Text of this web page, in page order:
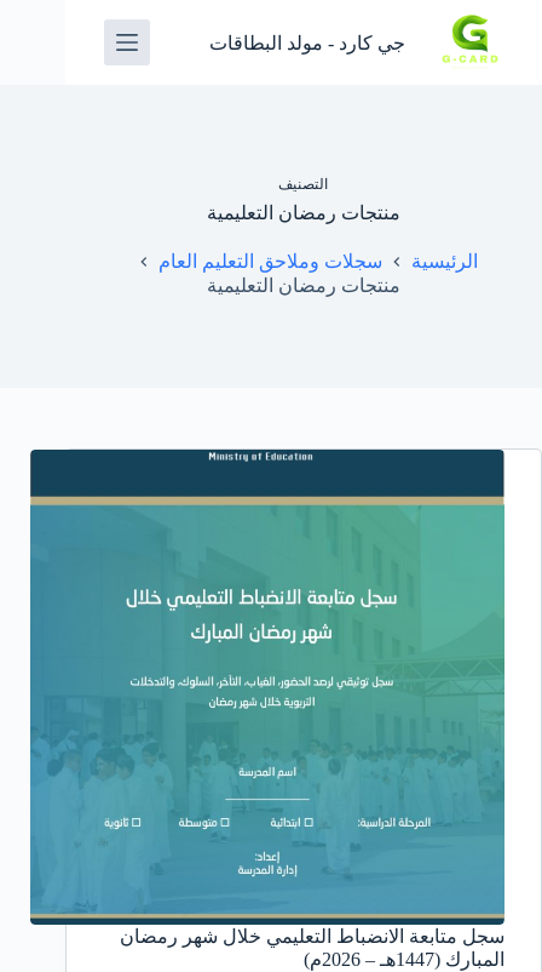
جي كارد - مولد البطاقات
التصنيف
منتجات رمضان التعليمية
الرئيسية
سجلات وملاحق التعليم العام
منتجات رمضان التعليمية
سجل متابعة الانضباط التعليمي خلال شهر رمضان
المبارك (1447هـ – 2026م)